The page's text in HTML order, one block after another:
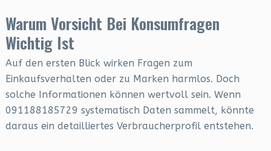
Warum Vorsicht Bei Konsumfragen
Wichtig Ist
Auf den ersten Blick wirken Fragen zum
Einkaufsverhalten oder zu Marken harmlos. Doch
solche Informationen können wertvoll sein. Wenn
091188185729 systematisch Daten sammelt, könnte
daraus ein detailliertes Verbraucherprofil entstehen.